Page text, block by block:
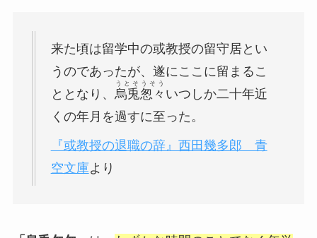
来た頃は留学中の或教授の留守居とい
うのであったが、遂にここに留まるこ
ととなり、 烏兎怱々
うとそうそう
いつしか二十年近
くの年月を過すに至った。
『或教授の退職の辞』西田幾多郎 青
空文庫より